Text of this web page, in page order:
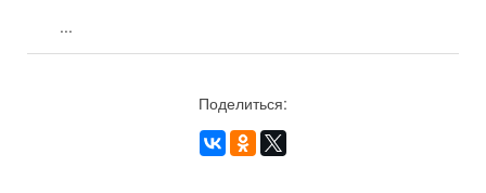
...
Поделиться: